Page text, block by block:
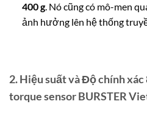
400 g. Nó cũng có mô-men
ảnh hưởng lên hệ thống
2. Hiệu suất và Độ chính
torque sensor BURSTER